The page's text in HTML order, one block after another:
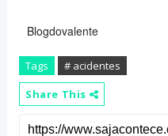
Blogdovalente
Tags
# acidentes
Share This